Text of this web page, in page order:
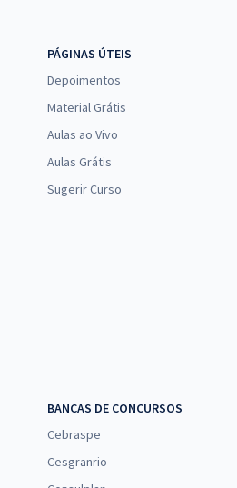
PÁGINAS ÚTEIS
Depoimentos
Material Grátis
Aulas ao Vivo
Aulas Grátis
Sugerir Curso
BANCAS DE CONCURSOS
Cebraspe
Cesgranrio